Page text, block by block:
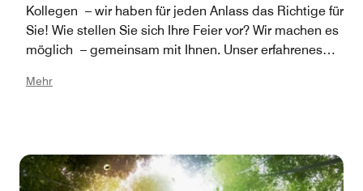
Kollegen – wir haben für jeden Anlass das Richtige für
Sie! Wie stellen Sie sich Ihre Feier vor? Wir machen es
möglich – gemeinsam mit Ihnen. Unser erfahrenes
Mehr